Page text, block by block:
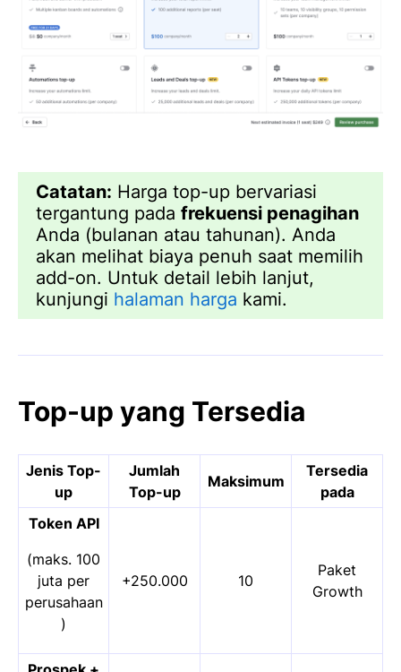
Catatan: Harga top-up bervariasi
tergantung pada frekuensi penagihan
Anda (bulanan atau tahunan). Anda
akan melihat biaya penuh saat memilih
add-on. Untuk detail lebih lanjut,
kunjungi halaman harga kami.
Top-up yang Tersedia
Jenis Top-
up
Jumlah
Top-up
Maksimum
Tersedia
pada
Token API
(maks. 100
juta per
perusahaan
)
+250.000 10
Paket
Growth